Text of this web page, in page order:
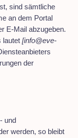
sind sämtliche
an dem Portal
E-Mail abzugeben.
lautet [info@eve-
der
und
werden, so bleibt